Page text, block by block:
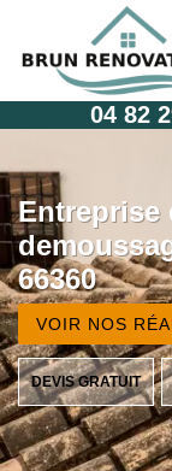
04 82
Entreprise
66360
VOIR NOS
DEVIS GRATUIT